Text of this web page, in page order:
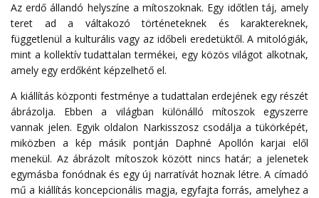
Az erdő állandó helyszíne a mítoszoknak. Egy időtlen táj, amely
teret ad a váltakozó történeteknek és karaktereknek,
függetlenül a kulturális vagy az időbeli eredetüktől. A mitológiák,
mint a kollektív tudattalan termékei, egy közös világot alkotnak,
amely egy erdőként képzelhető el.
A kiállítás központi festménye a tudattalan erdejének egy részét
ábrázolja. Ebben a világban különálló mítoszok egyszerre
vannak jelen. Egyik oldalon Narkisszosz csodálja a tükörképét,
miközben a kép másik pontján Daphné Apollón karjai elől
menekül. Az ábrázolt mítoszok között nincs határ; a jelenetek
egymásba fonódnak és egy új narratívát hoznak létre. A címadó
mű a kiállítás koncepcionális magja, egyfajta forrás, amelyhez a